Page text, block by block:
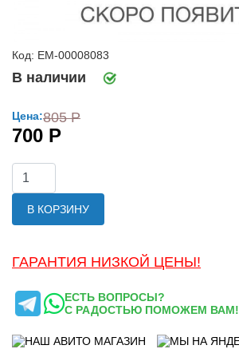
Код: ЕМ-00008083
В наличии
Цена:805 Р
700 Р
В КОРЗИНУ
ГАРАНТИЯ НИЗКОЙ ЦЕНЫ!
ЕСТЬ ВОПРОСЫ?
С РАДОСТЬЮ ПОМОЖЕМ ВАМ!